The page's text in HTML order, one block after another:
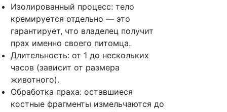
Изолированный процесс: тело
кремируется отдельно — это
гарантирует, что владелец получит
прах именно своего питомца.
Длительность: от 1 до нескольких
часов (зависит от размера
животного).
Обработка праха: оставшиеся
костные фрагменты измельчаются до